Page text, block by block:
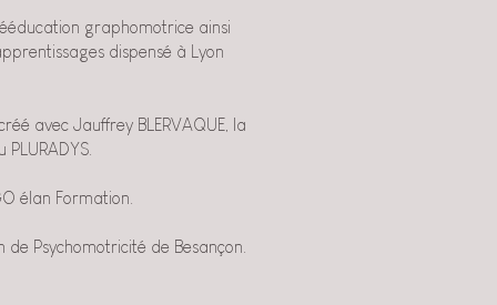
graphomotrice ainsi
dispensé à Lyon
avec Jauffrey BLERVAQUE, la
élan Formation.
Psychomotricité de Besançon.